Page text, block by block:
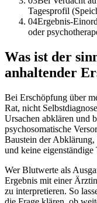
Tagesprofil
04Ergebnis-
oder
Was ist der
anhaltender
Bei Erschöpfung über
Rat, nicht
Ursachen abklären und
psychosomatische
Baustein der Abklärung,
und keine
Wer Blutwerte als
Ergebnis mit einer
zu interpretieren. So